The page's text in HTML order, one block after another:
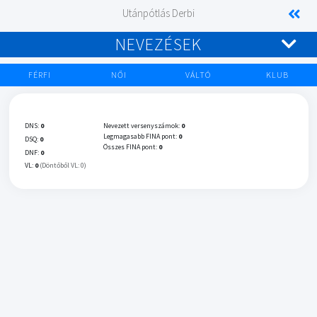
Utánpótlás Derbi
NEVEZÉSEK
FÉRFI NŐI VÁLTÓ KLUB
DNS: 0
DSQ: 0
DNF: 0
VL: 0 (Döntőből VL: 0)
Nevezett versenyszámok: 0
Legmagasabb FINA pont: 0
Összes FINA pont: 0